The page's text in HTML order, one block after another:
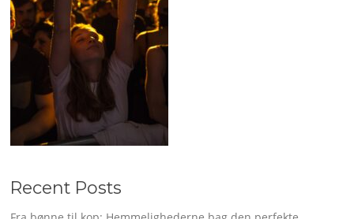
Recent Posts